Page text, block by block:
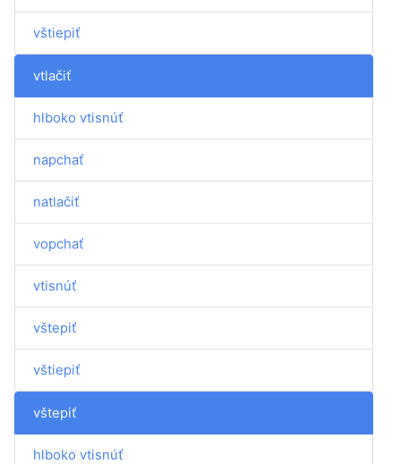
vštiepiť
vtlačiť
hlboko vtisnúť
napchať
natlačiť
vopchať
vtisnúť
vštepiť
vštiepiť
vštepiť
hlboko vtisnúť